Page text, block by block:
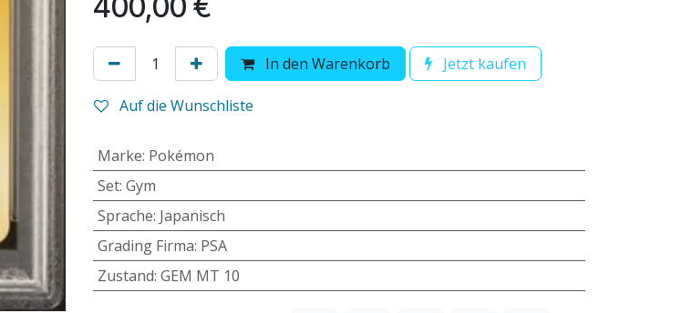
In den Warenkorb Jetzt kaufen
Auf die Wunschliste
Marke: Pokémon
Set: Gym
Sprache: Japanisch
Grading Firma: PSA
Zustand: GEM MT 10